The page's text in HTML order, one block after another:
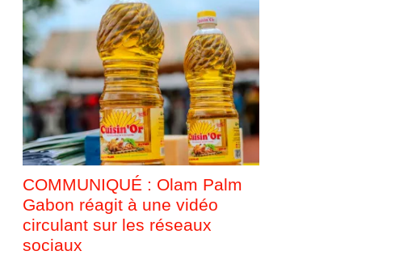
COMMUNIQUÉ : Olam Palm
Gabon réagit à une vidéo
circulant sur les réseaux
sociaux